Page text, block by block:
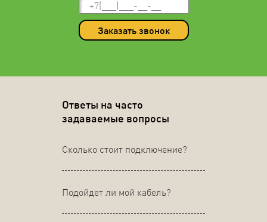
Заказать звонок
Ответы на часто
задаваемые вопросы
Сколько стоит подключение?
Подойдет ли мой кабель?